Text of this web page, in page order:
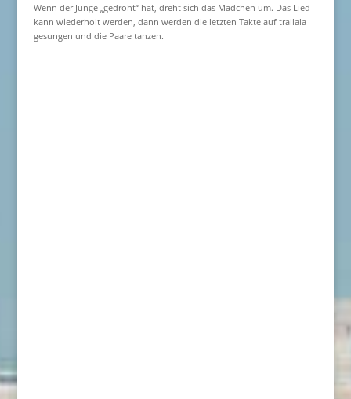
Wenn der Junge „gedroht“ hat, dreht sich das Mädchen um. Das Lied
kann wiederholt werden, dann werden die letzten Takte auf trallala
gesungen und die Paare tanzen.